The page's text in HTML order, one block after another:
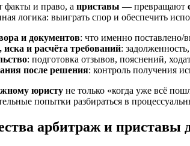
факты и право, а приставы — превращают
логика: выиграть спор и обеспечить
и документов: что именно поставлено/
и расчёта требований:
: подготовка отзывов, пояснений,
после решения: контроль получения
юристу не только «когда уже всё
попытки разбираться в
арбитраж и приставы